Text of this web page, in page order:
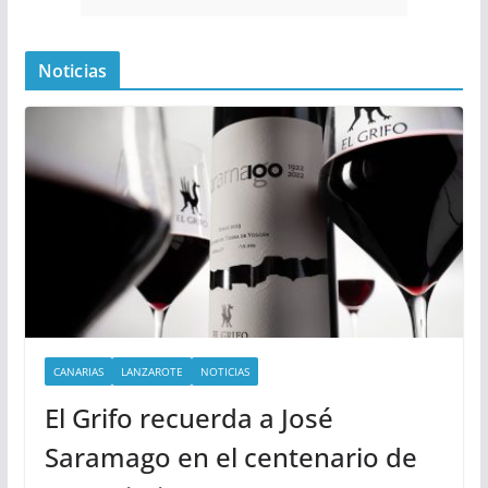
Noticias
CANARIAS LANZAROTE NOTICIAS
El Grifo recuerda a José
Saramago en el centenario de